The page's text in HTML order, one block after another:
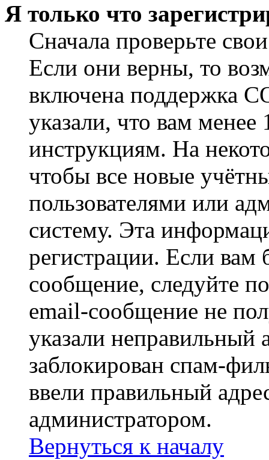
Я только что
Сначала проверьте
Если они верны, то
включена поддержка
указали, что вам
инструкциям. На
чтобы все новые
пользователями или
систему. Эта
регистрации. Если
сообщение, следуйте
email-сообщение не
указали неправильный
заблокирован спам-
ввели правильный
администратором.
Вернуться к началу